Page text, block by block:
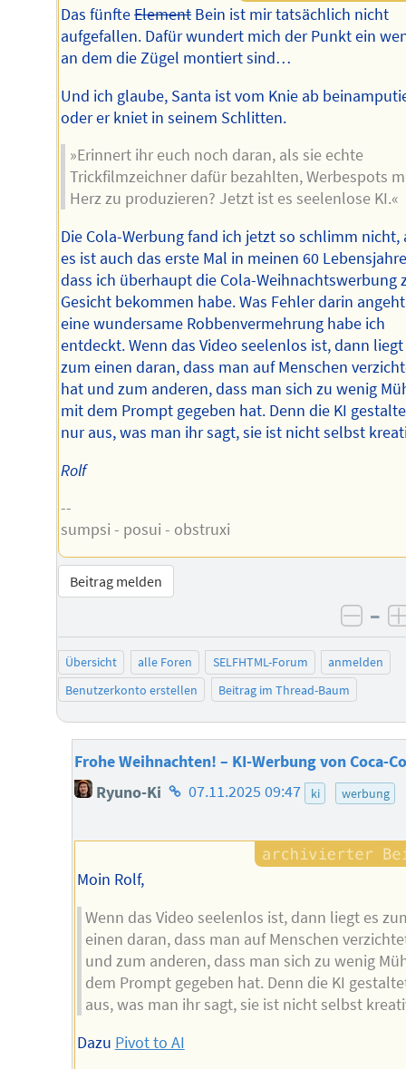
Das fünfteElement Bein ist mir tatsächlich nicht
aufgefallen. Dafür wundert mich der Punkt ein
an dem die Zügel montiert sind…
Und ich glaube, Santa ist vom Knie ab
oder er kniet in seinem Schlitten.
»Erinnert ihr euch noch daran, als sie echte
Trickfilmzeichner dafür bezahlten, Werbespots
Herz zu produzieren? Jetzt ist es seelenlose KI.«
Die Cola-Werbung fand ich jetzt so schlimm nicht,
es ist auch das erste Mal in meinen 60
dass ich überhaupt die Cola-Weihnachtswerbung
Gesicht bekommen habe. Was Fehler darin
eine wundersame Robbenvermehrung habe ich
entdeckt. Wenn das Video seelenlos ist, dann liegt
zum einen daran, dass man auf Menschen
hat und zum anderen, dass man sich zu wenig
mit dem Prompt gegeben hat. Denn die KI
nur aus, was man ihr sagt, sie ist nicht selbst
Rolf
--
sumpsi - posui - obstruxi
Beitrag melden
–
Übersicht alle Foren SELFHTML-Forum
anmelden
Benutzerkonto erstellen
Beitrag im Thread-Baum
Frohe Weihnachten! – KI-Werbung von Coca-
Ryuno-Ki Homepage
Autors
07.11.2025 09:47 ki werbung
Moin Rolf,
Wenn das Video seelenlos ist, dann liegt es
einen daran, dass man auf Menschen
und zum anderen, dass man sich zu wenig
dem Prompt gegeben hat. Denn die KI
aus, was man ihr sagt, sie ist nicht selbst
Dazu Pivot to AI